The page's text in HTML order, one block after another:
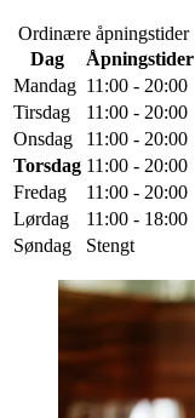
Ordinære åpningstider
Dag
Åpningstider
Mandag 11:00 - 20:00
Tirsdag
11:00 - 20:00
Onsdag
11:00 - 20:00
Torsdag 11:00 - 20:00
Fredag
11:00 - 20:00
Lørdag
11:00 - 18:00
Søndag
Stengt